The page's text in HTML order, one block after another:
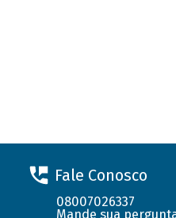
Fale Conosco
08007026337
Mande sua